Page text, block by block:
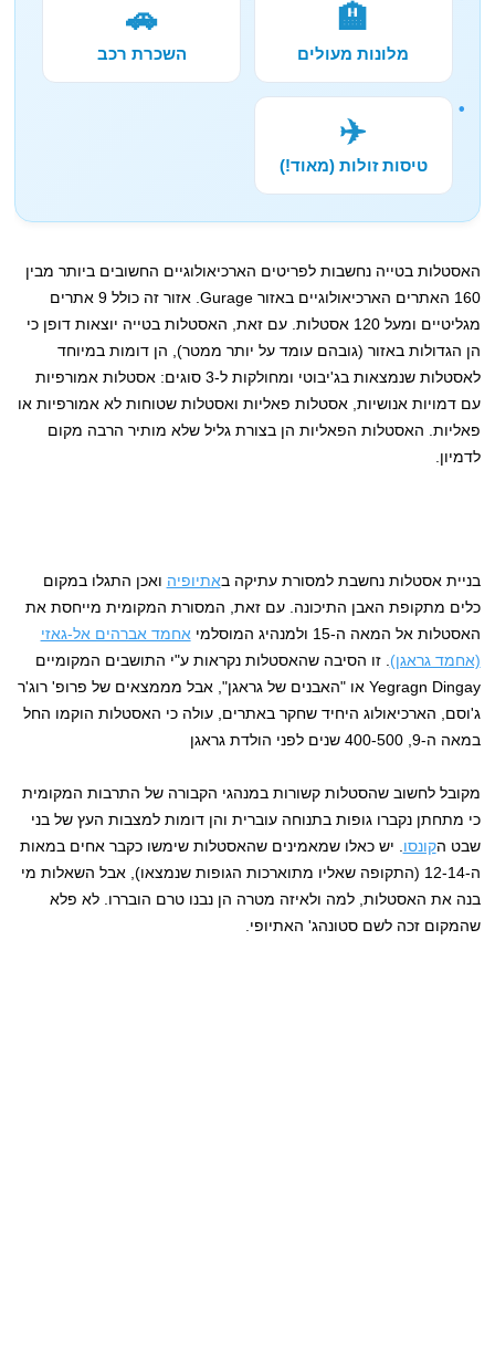
🏨
מלונות מעולים
🚗
השכרת רכב
✈️
טיסות זולות (מאוד!)
האסטלות בטייה נחשבות לפריטים הארכיאולוגיים החשובים ביותר מבין
160 האתרים הארכיאולוגיים באזור Gurage. אזור זה כולל 9 אתרים
מגליטיים ומעל 120 אסטלות. עם זאת, האסטלות בטייה יוצאות דופן כי
הן הגדולות באזור (גובהם עומד על יותר ממטר), הן דומות במיוחד
לאסטלות שנמצאות בג'יבוטי ומחולקות ל-3 סוגים: אסטלות אמורפיות
עם דמויות אנושיות, אסטלות פאליות ואסטלות שטוחות לא אמורפיות או
פאליות. האסטלות הפאליות הן בצורת גליל שלא מותיר הרבה מקום
לדמיון.
בניית אסטלות נחשבת למסורת עתיקה באתיופיה ואכן התגלו במקום
כלים מתקופת האבן התיכונה. עם זאת, המסורת המקומית מייחסת את
האסטלות אל המאה ה-15 ולמנהיג המוסלמי
אחמד אברהים אל-גאזי
(אחמד גראגן). זו הסיבה שהאסטלות נקראות ע"י התושבים המקומיים
Yegragn Dingay או "האבנים של גראגן", אבל מממצאים של פרופ' רוג'ר
ג'וסם, הארכיאולוג היחיד שחקר באתרים, עולה כי האסטלות הוקמו החל
במאה ה-9, 400-500 שנים לפני הולדת גראגן
מקובל לחשוב שהסטלות קשורות במנהגי הקבורה של התרבות המקומית
כי מתחתן נקברו גופות בתנוחה עוברית והן דומות למצבות העץ של בני
שבט הקונסו. יש כאלו שמאמינים שהאסטלות שימשו כקבר אחים במאות
ה-12-14 (התקופה שאליו מתוארכות הגופות שנמצאו), אבל השאלות מי
בנה את האסטלות, למה ולאיזה מטרה הן נבנו טרם הובררו. לא פלא
שהמקום זכה לשם סטונהג' האתיופי.